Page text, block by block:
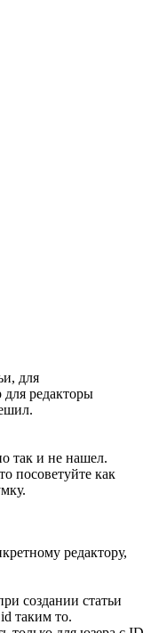
для
редакторы
так и не нашел.
посоветуйте как
редактору,
создании статьи
таким то.